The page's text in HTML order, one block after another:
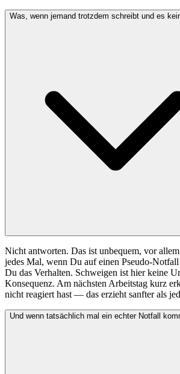
Was, wenn jemand trotzdem schreibt und es
Nicht antworten. Das ist unbequem, vor
jedes Mal, wenn Du auf einen Pseudo-
Du das Verhalten. Schweigen ist hier keine
Konsequenz. Am nächsten Arbeitstag kurz
nicht reagiert hast — das erzieht sanfter als
Und wenn tatsächlich mal ein echter Notfall